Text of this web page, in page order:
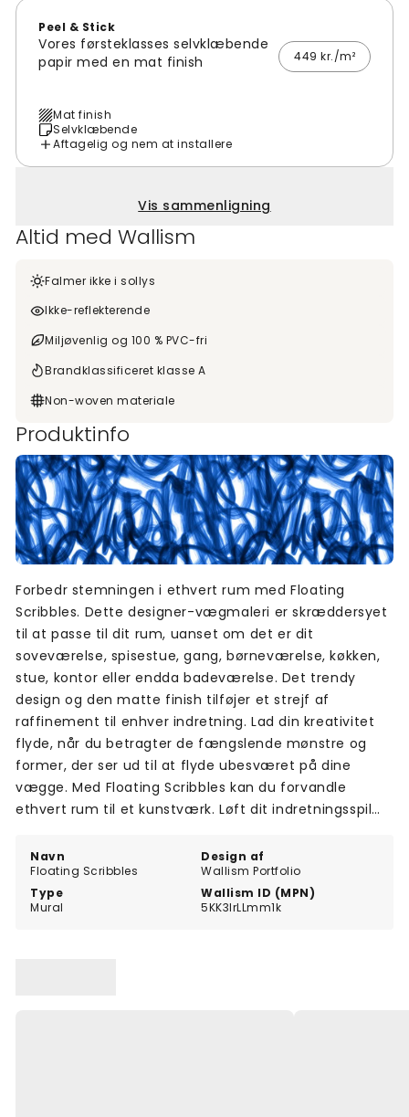
Peel & Stick
Vores førsteklasses selvklæbende
papir med en mat finish
449 kr./m²
Mat finish
Selvklæbende
Aftagelig og nem at installere
Vis sammenligning
Altid med Wallism
Falmer ikke i sollys
Ikke-reflekterende
Miljøvenlig og 100 % PVC-fri
Brandklassificeret klasse A
Non-woven materiale
Produktinfo
Navn
Floating Scribbles
Design af
Wallism Portfolio
Type
Mural
Wallism ID (MPN)
5KK3lrLLmm1k
Forbedr stemningen i ethvert rum med Floating
Scribbles. Dette designer-vægmaleri er skræddersyet
til at passe til dit rum, uanset om det er dit
soveværelse, spisestue, gang, børneværelse, køkken,
stue, kontor eller endda badeværelse. Det trendy
design og den matte finish tilføjer et strejf af
raffinement til enhver indretning. Lad din kreativitet
flyde, når du betragter de fængslende mønstre og
former, der ser ud til at flyde ubesværet på dine
vægge. Med Floating Scribbles kan du forvandle
ethvert rum til et kunstværk. Løft dit indretningsspil
alsidige vægmaleri.